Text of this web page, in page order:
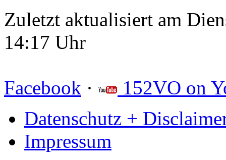
Zuletzt aktualisiert am
14:17 Uhr
Facebook ·
152VO on
Datenschutz +
Impressum